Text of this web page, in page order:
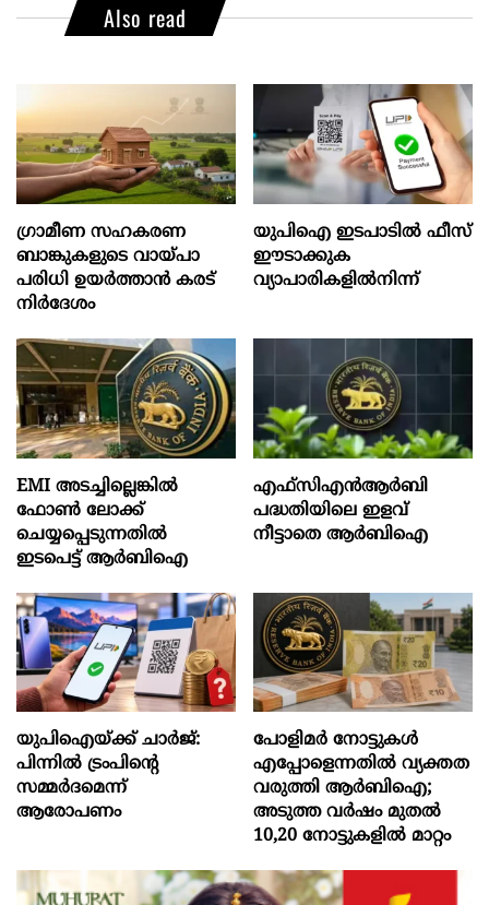
Also read
ഗ്രാമീണ സഹകരണ
ബാങ്കുകളുടെ വായ്പാ
പരിധി ഉയർത്താൻ കരട്
നിർദേശം
യുപിഐ ഇടപാടിൽ ഫീസ്
ഈടാക്കുക
വ്യാപാരികളിൽനിന്ന്
EMI അടച്ചില്ലെങ്കിൽ
ഫോൺ ലോക്ക്
ചെയ്യപ്പെടുന്നതിൽ
ഇടപെട്ട് ആർബിഐ
എഫ്സിഎൻആർബി
പദ്ധതിയിലെ ഇളവ്
നീട്ടാതെ ആർബിഐ
യുപിഐയ്ക്ക് ചാര്‍ജ്:
പിന്നില്‍ ട്രംപിന്‍റെ
സമ്മര്‍ദമെന്ന്
ആരോപണം
പോളിമർ നോട്ടുകൾ
എപ്പോളെന്നതിൽ വ്യക്തത
വരുത്തി ആർബിഐ;
അടുത്ത വർഷം മുതൽ
10,20 നോട്ടുകളിൽ മാറ്റം